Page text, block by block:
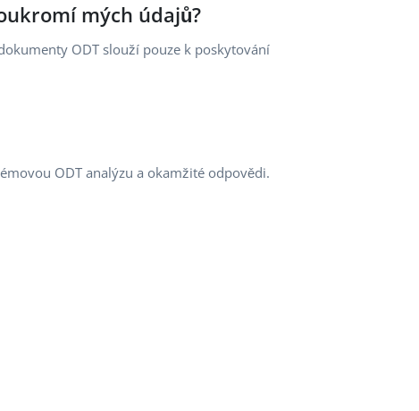
mých údajů?
ODT slouží pouze k poskytování
ODT analýzu a okamžité odpovědi.